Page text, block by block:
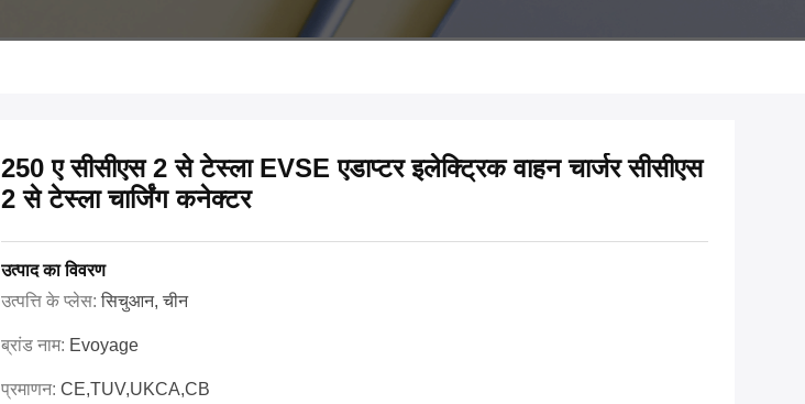
250 ए सीसीएस 2 से टेस्ला EVSE एडाप्टर इलेक्ट्रिक वाहन चार्जर सीसीएस
2 से टेस्ला चार्जिंग कनेक्टर
उत्पाद का विवरण
उत्पत्ति के प्लेस:सिचुआन, चीन
ब्रांड नाम: Evoyage
प्रमाणन: CE,TUV,UKCA,CB